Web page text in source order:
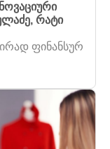
რატი
ფინანსურ